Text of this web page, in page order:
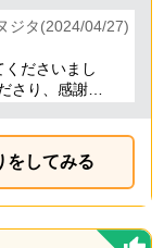
ジタ(2024/04/27)
ださいまし
さり、感謝し
してみる